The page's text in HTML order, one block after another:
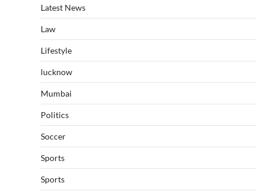
Latest News
Law
Lifestyle
lucknow
Mumbai
Politics
Soccer
Sports
Sports